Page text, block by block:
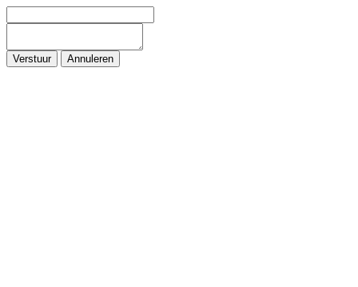
Verstuur Annuleren